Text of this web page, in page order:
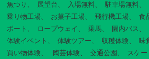
魚つり
展望台 入場無料 駐車場無料
乗り物工場
お菓子工場 飛行機工場 食
ボート
ロープウェイ 乗馬 園内バス
体験イベント
体験ツアー 収穫体験
味
買い物体験
陶芸体験 交通公園 スケ